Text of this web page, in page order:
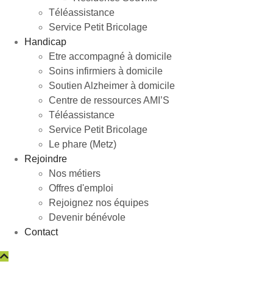
Téléassistance
Service Petit Bricolage
Handicap
Etre accompagné à domicile
Soins infirmiers à domicile
Soutien Alzheimer à domicile
Centre de ressources AMI’S
Téléassistance
Service Petit Bricolage
Le phare (Metz)
Rejoindre
Nos métiers
Offres d'emploi
Rejoignez nos équipes
Devenir bénévole
Contact